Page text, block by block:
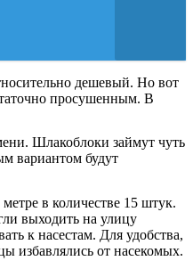
дешевый. Но вот
просушенным. В
Шлакоблоки займут чуть
вариантом будут
в количестве 15 штук.
выходить на улицу
к насестам. Для удобства,
избавлялись от насекомых.